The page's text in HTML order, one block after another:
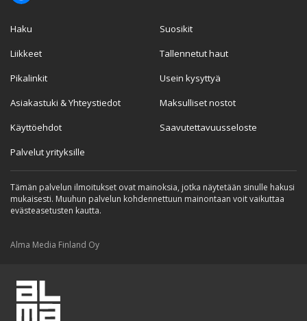
Haku
Liikkeet
Pikalinkit
Asiakastuki & Yhteystiedot
Käyttöehdot
Palvelut yrityksille
Suosikit
Tallennetut haut
Usein kysyttyä
Maksulliset nostot
Saavutettavuusseloste
Tämän palvelun ilmoitukset ovat mainoksia, jotka näytetään sinulle hakusi
mukaisesti. Muuhun palvelun kohdennettuun mainontaan voit vaikuttaa
evästeasetusten kautta.
Alma Media Finland Oy